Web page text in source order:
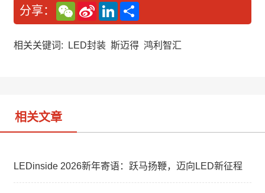
分享：
W
e
C
a
S
n
W
L
n
e
相关关键词: LED封装 斯迈得 鸿利智汇
相关文章
LEDinside 2026新年寄语：跃马扬鞭，迈向LED新征程